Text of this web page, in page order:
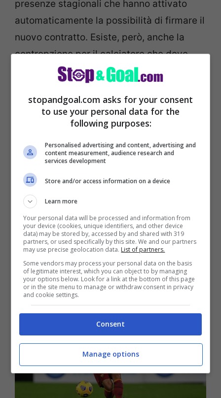
presenze stagionali che hanno attivato
automaticamente la possibilità di firmare il
nuovo contratto. Esiste, però, anche la
contropzione per il calciatore che deve
decidere se accettare e firmare il
a parametro zero.
LEGGI ANCHE >>>Calciomercato Roma,
Mkhitaryan e Dzeko via?
stopandgoal.com asks for your consent
to use your personal data for the
following purposes:
Personalised advertising and content, advertising and
content measurement, audience research and
services development
Store and/or access information on a device
Learn more
Your personal data will be processed and information from
your device (cookies, unique identifiers, and other device
data) may be stored by, accessed by and shared with 319
partners, or used specifically by this site. We and our partners
may use precise geolocation data. List of partners.
Some vendors may process your personal data on the basis
of legitimate interest, which you can object to by managing
your options below. Look for a link at the bottom of this page
or in the site menu to manage or withdraw consent in privacy
and cookie settings.
Consent
Manage options